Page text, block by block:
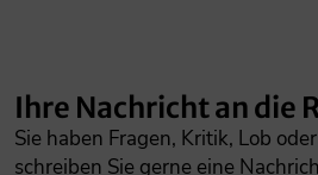
Ihre Nachricht an die
Sie haben Fragen, Kritik, Lob
schreiben Sie gerne eine